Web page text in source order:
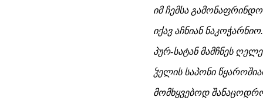
იმ ჩემსა
იქავ აჩნიან ნაკოჭარნიო.
პურ-სატან მამჩნეს
ჴელის საპონი
მომხყვებოდ